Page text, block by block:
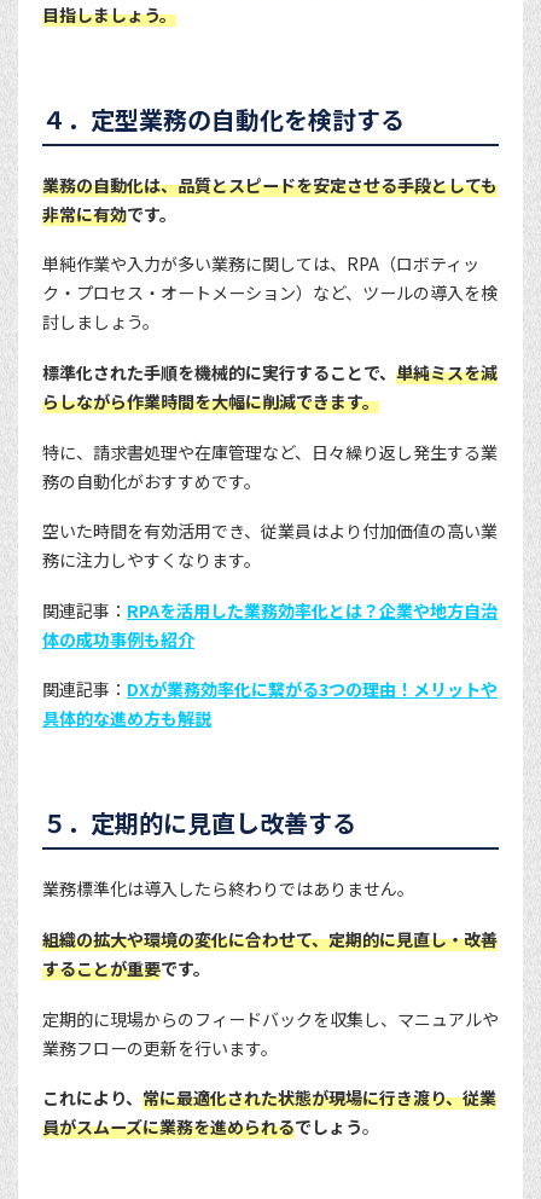
目指しましょう。
４．定型業務の自動化を検討する
業務の自動化は、品質とスピードを安定させる手段としても
非常に有効です。
単純作業や入力が多い業務に関しては、RPA（ロボティッ
ク・プロセス・オートメーション）など、ツールの導入を検
討しましょう。
標準化された手順を機械的に実行することで、 単純ミスを減
らしながら作業時間を大幅に削減できます。
特に、請求書処理や在庫管理など、日々繰り返し発生する業
務の自動化がおすすめです。
空いた時間を有効活用でき、従業員はより付加価値の高い業
務に注力しやすくなります。
関連記事： RPAを活用した業務効率化とは？企業や地方自治
体の成功事例も紹介
関連記事： DXが業務効率化に繋がる3つの理由！メリットや
具体的な進め方も解説
５．定期的に見直し改善する
業務標準化は導入したら終わりではありません。
組織の拡大や環境の変化に合わせて、定期的に見直し・改善
することが重要です。
定期的に現場からのフィードバックを収集し、マニュアルや
業務フローの更新を行います。
これにより、 常に最適化された状態が現場に行き渡り、従業
員がスムーズに業務を進められるでしょう。